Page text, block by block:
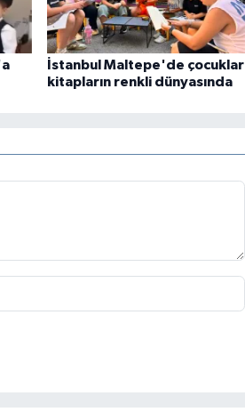
İstanbul Maltepe'de çocuklar
kitapların renkli dünyasında